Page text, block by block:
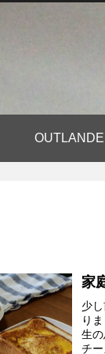
家
少
り
生
チ